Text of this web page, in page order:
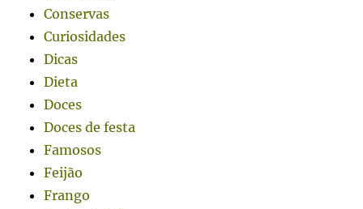
Conservas
Curiosidades
Dicas
Dieta
Doces
Doces de festa
Famosos
Feijão
Frango